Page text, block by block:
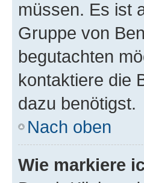
müssen. Es ist
Gruppe von
begutachten
kontaktiere die
dazu benötigst.
Nach oben
Wie markiere